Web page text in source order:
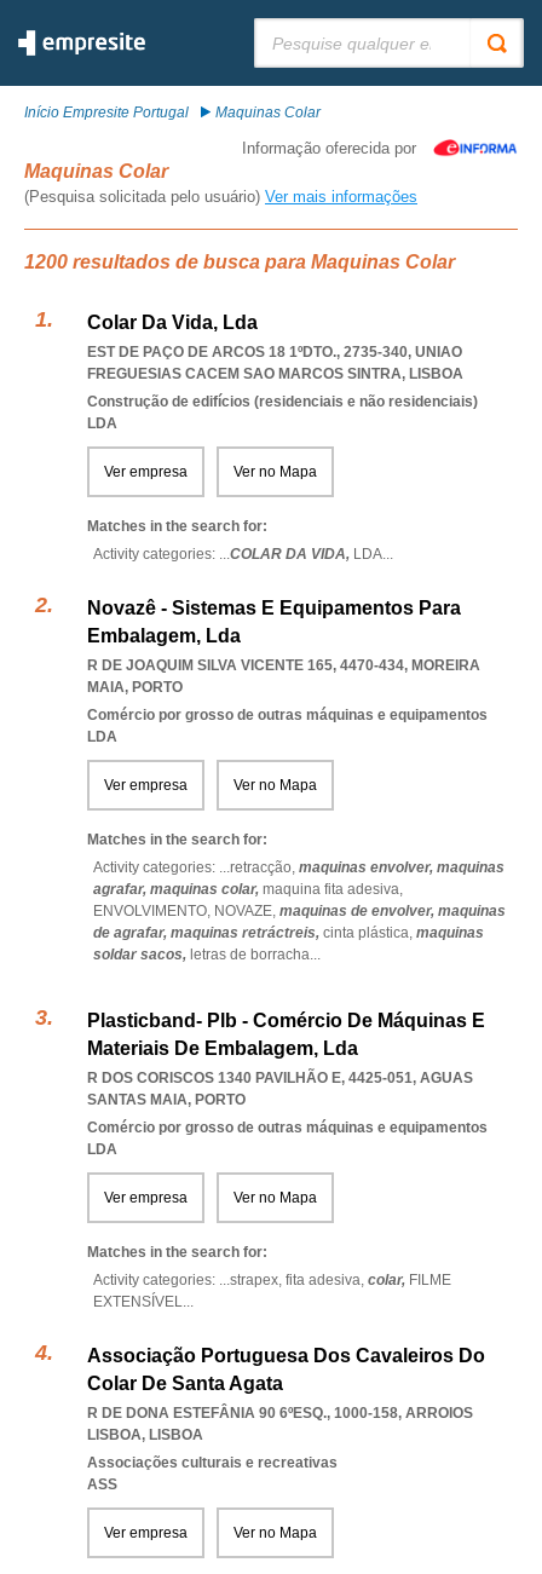
Início Empresite Portugal Maquinas Colar
Informação oferecida por
Maquinas Colar
(Pesquisa solicitada pelo usuário) Ver mais informações
1200 resultados de busca para Maquinas Colar
Colar Da Vida, Lda
EST DE PAÇO DE ARCOS 18 1ºDTO., 2735-340, UNIAO
FREGUESIAS CACEM SAO MARCOS SINTRA, LISBOA
Construção de edifícios (residenciais e não residenciais)
LDA
Ver empresa Ver no Mapa
Matches in the search for:
Activity categories: ...COLAR DA VIDA, LDA...
Novazê - Sistemas E Equipamentos Para
Embalagem, Lda
R DE JOAQUIM SILVA VICENTE 165, 4470-434, MOREIRA
MAIA, PORTO
Comércio por grosso de outras máquinas e equipamentos
LDA
Ver empresa Ver no Mapa
Matches in the search for:
Activity categories: ...retracção, maquinas envolver, maquinas
agrafar, maquinas colar, maquina fita adesiva,
ENVOLVIMENTO, NOVAZE, maquinas de envolver, maquinas
de agrafar, maquinas retráctreis, cinta plástica, maquinas
soldar sacos, letras de borracha...
Plasticband- Plb - Comércio De Máquinas E
Materiais De Embalagem, Lda
R DOS CORISCOS 1340 PAVILHÃO E, 4425-051, AGUAS
SANTAS MAIA, PORTO
Comércio por grosso de outras máquinas e equipamentos
LDA
Ver empresa Ver no Mapa
Matches in the search for:
Activity categories: ...strapex, fita adesiva, colar, FILME
EXTENSÍVEL...
Associação Portuguesa Dos Cavaleiros Do
Colar De Santa Agata
R DE DONA ESTEFÂNIA 90 6ºESQ., 1000-158, ARROIOS
LISBOA, LISBOA
Associações culturais e recreativas
ASS
Ver empresa Ver no Mapa